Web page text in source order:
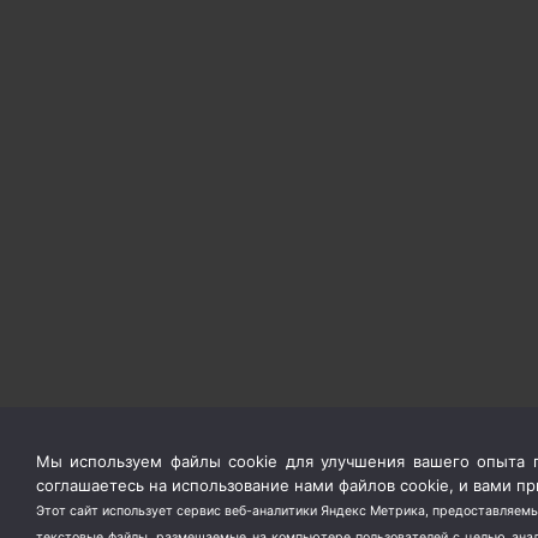
Мы используем файлы cookie для улучшения вашего опыта
соглашаетесь на использование нами файлов cookie, и вами
Этот сайт использует сервис веб-аналитики Яндекс Метрика,